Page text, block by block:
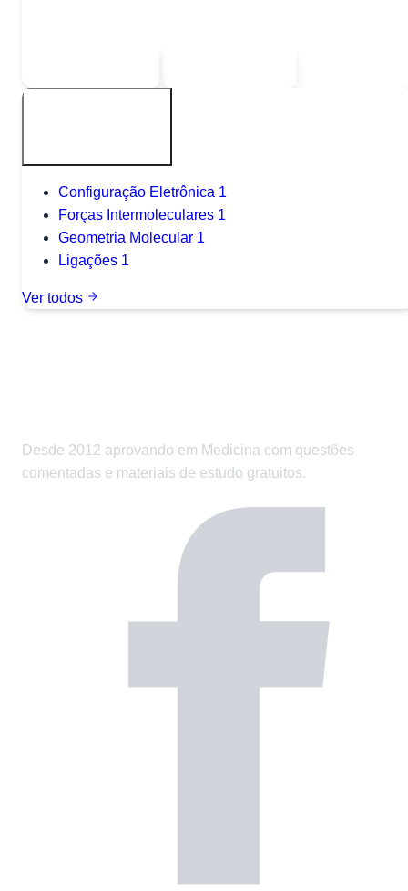
Configuração Eletrônica 1
Forças Intermoleculares 1
Geometria Molecular 1
Ligações 1
Ver todos
Desde 2012 aprovando em Medicina com questões
comentadas e materiais de estudo gratuitos.